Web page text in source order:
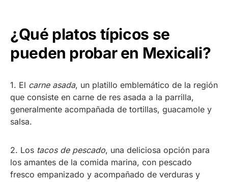
¿Qué platos típicos se
pueden probar en Mexicali?
1. El carne asada, un platillo emblemático de la región
que consiste en carne de res asada a la parrilla,
generalmente acompañada de tortillas, guacamole y
salsa.
2. Los tacos de pescado, una deliciosa opción para
los amantes de la comida marina, con pescado
fresco empanizado y acompañado de verduras y